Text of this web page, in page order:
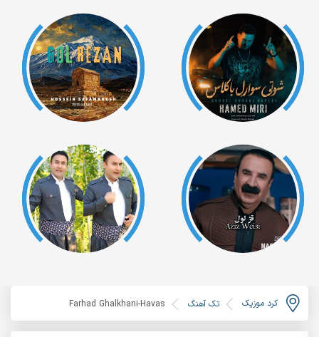
کرد موزیک تک آهنگ Farhad Ghalkhani-Havas